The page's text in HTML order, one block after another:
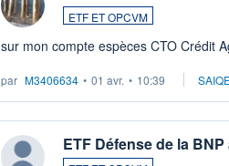
ETF ET OPCVM
sur mon compte espèces CTO Crédit
par M3406634 • 01 avr. • 10:39
ETF Défense de la